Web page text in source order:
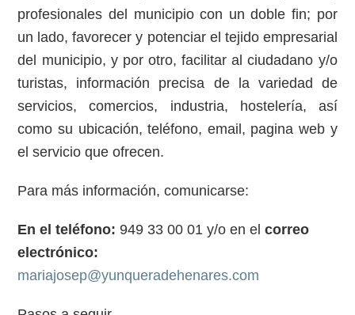
profesionales del municipio con un doble fin; por
un lado, favorecer y potenciar el tejido empresarial
del municipio, y por otro, facilitar al ciudadano y/o
turistas, información precisa de la variedad de
servicios, comercios, industria, hostelería, así
como su ubicación, teléfono, email, pagina web y
el servicio que ofrecen.
Para más información, comunicarse:
En el teléfono: 949 33 00 01 y/o en elcorreo
electrónico:
mariajosep@yunqueradehenares.com